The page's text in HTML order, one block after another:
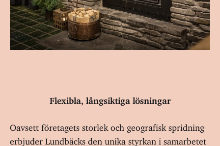
Flexibla, långsiktiga lösningar
Oavsett företagets storlek och geografisk spridning
erbjuder Lundbäcks den unika styrkan i samarbetet